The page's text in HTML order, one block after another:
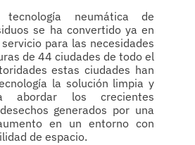
neumática de
se ha convertido ya en
para las necesidades
de 44 ciudades de todo el
estas ciudades han
la solución limpia y
abordar los crecientes
generados por una
en un entorno con
de espacio.